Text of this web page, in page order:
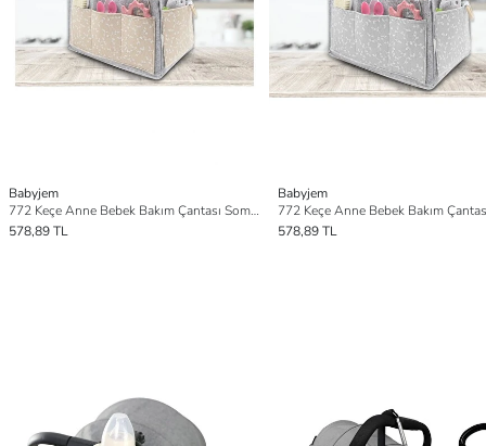
Babyjem
772 Keçe Anne Bebek Bakım Çantası Somon Çiçek
578,89 TL
Babyjem
578,89 TL